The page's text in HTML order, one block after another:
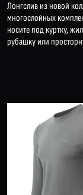
Лонгслив из новой
многослойных
носите под куртку,
рубашку или